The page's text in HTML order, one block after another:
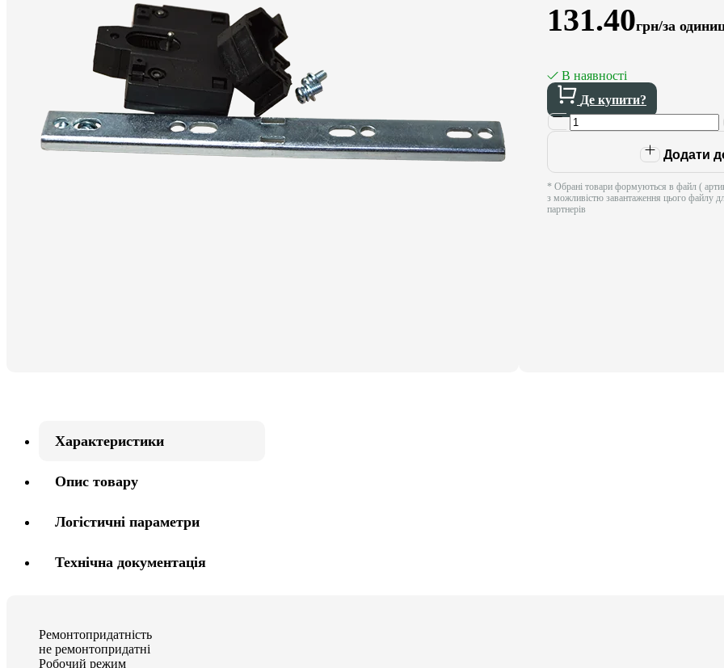
131.40грн/за
В наявності
Де купити?
Додати
* Обрані товари формуються в файл (
з можливістю завантаження цього файлу
партнерів
Характеристики
Опис товару
Логістичні параметри
Технічна документація
Ремонтопридатність
не ремонтопридатні
Робочий режим